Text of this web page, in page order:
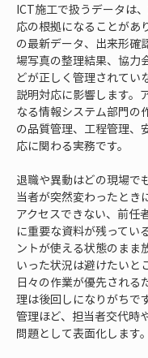
ICT施工で扱うデータは
応の根拠になることがあ
の最新データ、出来形確
場写真の整理結果、協力
どが正しく管理されてい
説明対応に影響します。
なる情報システム部門の
の品質管理、工程管理、
応に関わる実務です。
退職や異動はどの現場で
当者が突然変わったとき
アクセスできない、前任
に重要な資料が残ってい
ントが使える状態のまま
いった状況は避けたいと
日々の作業が優先される
理は後回しになりがちで
管理ほど、担当者交代時
問題として表面化します。